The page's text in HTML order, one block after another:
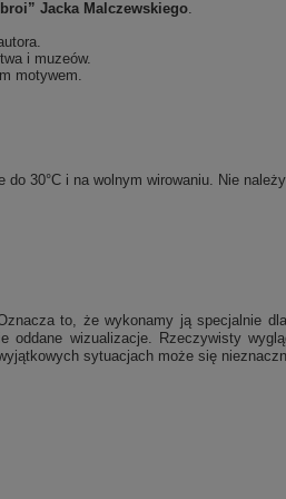
Jacka Malczewskiego
i muzeów.
motywem.
30°C i na wolnym wirowaniu. Nie
to, że wykonamy ją specjalnie
oddane wizualizacje. Rzeczywisty
sytuacjach może się